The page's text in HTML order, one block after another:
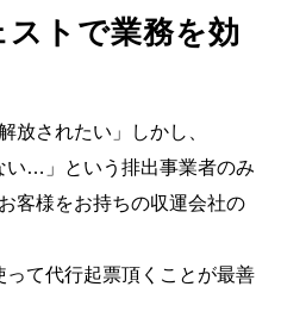
トで業務を効
放されたい」しかし、
い…」という排出事業者のみ
客様をお持ちの収運会社の
て代行起票頂くことが最善